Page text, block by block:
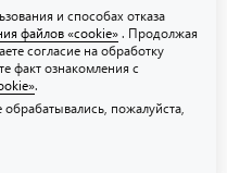
и способах отказа
файлов «cookie» . Продолжая
согласие на обработку
факт ознакомления с
.
пожалуйста,